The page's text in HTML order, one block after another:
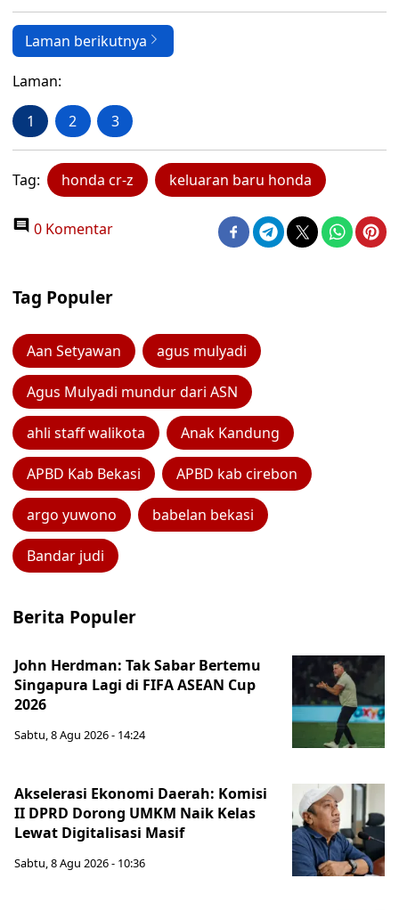
Laman berikutnya
Laman:
1 2 3
Tag: honda cr-z keluaran baru honda
0 Komentar
Tag Populer
Aan Setyawan agus mulyadi
Agus Mulyadi mundur dari ASN
ahli staff walikota Anak Kandung
APBD Kab Bekasi APBD kab cirebon
argo yuwono babelan bekasi
Bandar judi
Berita Populer
John Herdman: Tak Sabar Bertemu
Singapura Lagi di FIFA ASEAN Cup
2026
Sabtu, 8 Agu 2026 - 14:24
Akselerasi Ekonomi Daerah: Komisi
II DPRD Dorong UMKM Naik Kelas
Lewat Digitalisasi Masif
Sabtu, 8 Agu 2026 - 10:36